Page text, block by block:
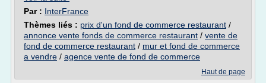
Par : InterFrance
Thèmes liés : prix d'un fond de commerce restaurant /
annonce vente fonds de commerce restaurant / vente de
fond de commerce restaurant / mur et fond de commerce
a vendre / agence vente de fond de commerce
Haut de page